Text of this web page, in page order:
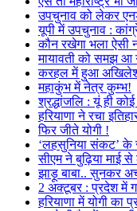
उपचुनाव को लेकर
यूपी में उपचुनाव :
कौन रखेगा भला ऐसी
मायावती को समझ आ
करहल में हुआ अखिलेश
महाकुंभ में नेत्र कुम्भ!
श्रद्धांजलि : यूं ही
हरियाणा ने रचा
फिर जीते योगी !
‘लहसुनिया संकट’ के
सीएम ने बुढ़िया माई
झाड़ू बाबा.. सुनकर
2 अक्टूबर : प्रदेश में
हरियाणा में योगी का